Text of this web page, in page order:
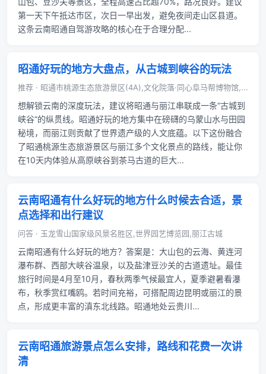
第一天下午抵达市区，次日一早出发，避免夜间走山区县道。
这条云南昭通自驾游攻略的核心在于合理分配...
昭通好玩的地方大盘点，从古城到峡谷的玩法
推荐 · 昭通市桃源生态旅游景区(4A),文化院落·同心阜马帮博物馆,...
想解锁云南的深度玩法，建议将昭通与丽江串联成一条“古城到
峡谷”的纵贯线。昭通好玩的地方集中在磅礴的乌蒙山水与田园
秘境，而丽江则贡献了世界遗产级的人文底蕴。以下这份融合
了昭通桃源生态旅游景区与丽江多个文化景点的路线，能让你
在10天内体验从高原峡谷到茶马古道的巨大...
云南昭通有什么好玩的地方什么时候去合适，景
点选择和出行建议
问答 · 玉龙雪山国家级风景名胜区,世界园艺博览园,丽江古城
云南昭通有什么好玩的地方？答案是：大山包的云海、黄连河
瀑布群、西部大峡谷温泉，以及盐津豆沙关的古道遗址。最佳
旅行时间是4月至10月，春秋两季气候最宜人，夏季避暑看瀑
布，秋季赏红嘴鸥。若时间充裕，可搭配周边昆明或丽江的景
点，形成更丰富的滇东北线路。昭通地处云贵川...
云南昭通旅游景点怎么安排，路线和花费一次讲
清